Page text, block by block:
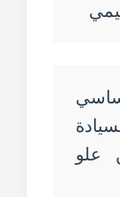
علو